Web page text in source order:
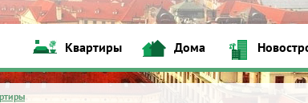
Квартиры Дома
Квартиры Дома